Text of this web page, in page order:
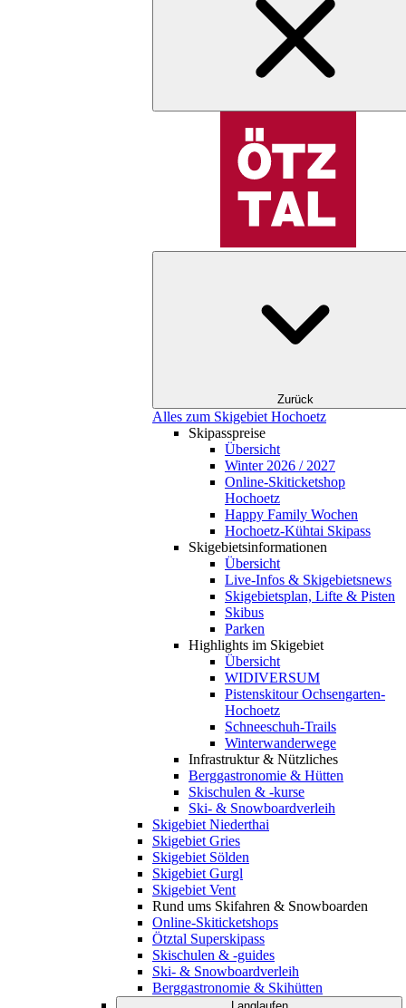
Zurück
Alles zum Skigebiet Hochoetz
Skipasspreise
Übersicht
Winter 2026 / 2027
Online-Skiticketshop
Hochoetz
Happy Family Wochen
Hochoetz-Kühtai Skipass
Skigebietsinformationen
Übersicht
Live-Infos & Skigebietsnews
Skigebietsplan, Lifte & Pisten
Skibus
Parken
Highlights im Skigebiet
Übersicht
WIDIVERSUM
Pistenskitour Ochsengarten-
Hochoetz
Schneeschuh-Trails
Winterwanderwege
Infrastruktur & Nützliches
Berggastronomie & Hütten
Skischulen & -kurse
Ski- & Snowboardverleih
Skigebiet Niederthai
Skigebiet Gries
Skigebiet Sölden
Skigebiet Gurgl
Skigebiet Vent
Rund ums Skifahren & Snowboarden
Online-Skiticketshops
Ötztal Superskipass
Skischulen & -guides
Ski- & Snowboardverleih
Berggastronomie & Skihütten